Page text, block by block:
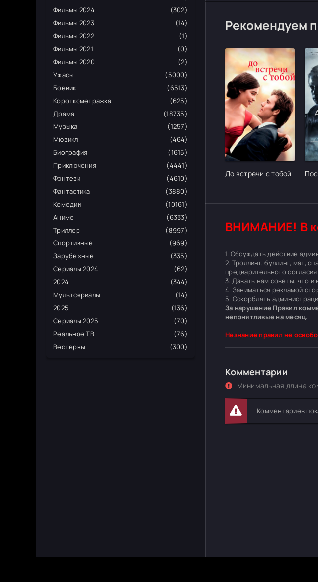
Фильмы 2024
(302)
Фильмы 2023
(14)
Фильмы 2022
(1)
Фильмы 2021
(0)
Фильмы 2020
(2)
Ужасы
(5000)
Боевик
(6513)
Короткометражка
(625)
Драма
(18735)
Музыка
(1257)
Мюзикл
(464)
Биография
(1615)
Приключения
(4441)
Фэнтези
(4610)
Фантастика
(3880)
Комедии
(10161)
Аниме
(6333)
Триллер
(8997)
Спортивные
(969)
Зарубежные
(335)
Сериалы 2024
(62)
2024
(344)
Мультсериалы
(14)
2025
(136)
Сериалы 2025
(70)
Реальное ТВ
(76)
Вестерны
(300)
Рекомендуем
[/
До встречи с тобой
[/
ВНИМАНИЕ! В
1. Обсуждать действие
2. Троллинг, буллинг, мат,
предварительного
3. Давать нам советы, что и
4. Заниматься рекламой
5. Оскорблять
За нарушение Правил
непонятливые на месяц.
Незнание правил не
Комментарии
Минимальная длина
Комментариев